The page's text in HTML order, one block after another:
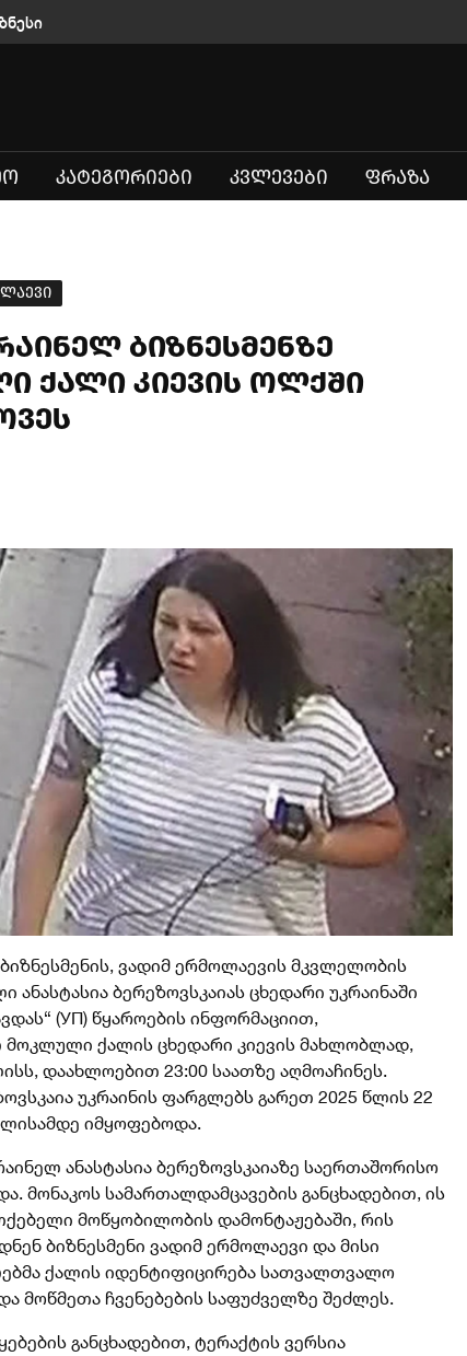
ᲙᲐᲢᲔᲒᲝᲠᲘᲔᲑᲘ ᲙᲕᲚᲔᲕᲔᲑᲘ ᲤᲠᲐᲖᲐ
ბიზნესმენზე
ქალი კიევის ოლქში
ვადიმ ერმოლაევის მკვლელობის
ბერეზოვსკაიას ცხედარი უკრაინაში
(УП) წყაროების ინფორმაციით,
ქალის ცხედარი კიევის მახლობლად,
დაახლოებით 23:00 საათზე აღმოაჩინეს.
უკრაინის ფარგლებს გარეთ 2025 წლის 22
იმყოფებოდა.
ანასტასია ბერეზოვსკაიაზე საერთაშორისო
მონაკოს სამართალდამცავების განცხადებით, ის
მოწყობილობის დამონტაჟებაში, რის
ბიზნესმენი ვადიმ ერმოლაევი და მისი
ქალის იდენტიფიცირება სათვალთვალო
მოწმეთა ჩვენებების საფუძველზე შეძლეს.
განცხადებით, ტერაქტის ვერსია